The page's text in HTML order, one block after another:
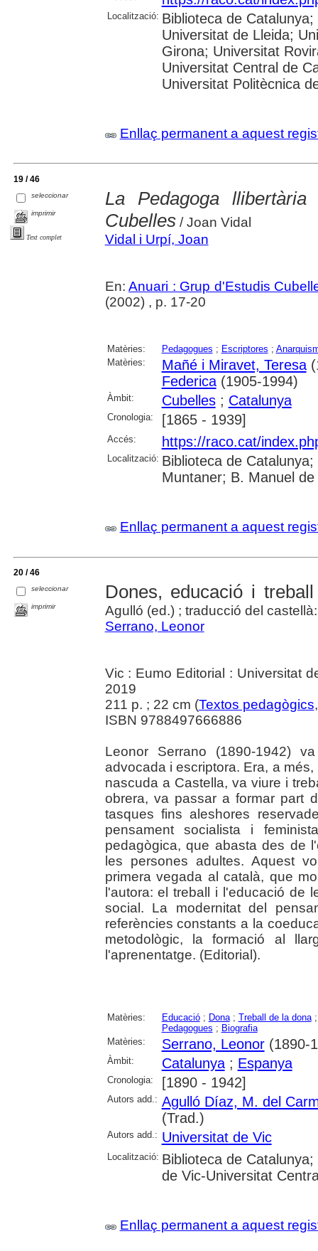
Localització: Biblioteca de
Universitat de Lleida;
Girona; Universitat
Universitat Central de
Universitat Politècnica
Enllaç permanent a aquest
19 / 46
seleccionar
imprimir
Text complet
La Pedagoga
Cubelles/ Joan Vidal
Vidal i Urpí, Joan
En:Anuari : Grup d'Estudis
(2002) , p. 17-20
Matèries: Pedagogues ; Escriptores ;
Matèries:
Mañé i Miravet, Teresa
Federica(1905-1994)
Àmbit: Cubelles; Catalunya
Cronologia: [1865 - 1939]
Accés: https://raco.cat/
Localització: Biblioteca de
Muntaner; B. Manuel
Enllaç permanent a aquest
20 / 46
seleccionar
imprimir
Dones, educació i treball
Agulló (ed.) ; traducció del
Serrano, Leonor
Vic : Eumo Editorial : Universitat
2019
211 p. ; 22 cm (Textos pedagògics
ISBN 9788497666886
Leonor Serrano (1890-1942)
advocada i escriptora. Era, a
nascuda a Castella, va viure i
obrera, va passar a formar part
tasques fins aleshores
pensament socialista i
pedagògica, que abasta des de
les persones adultes. Aquest
primera vegada al català, que
l'autora: el treball i l'educació de
social. La modernitat del
referències constants a la
metodològic, la formació al
l'aprenentatge. (Editorial).
Matèries: Educació; Dona; Treball de la dona
Pedagogues ; Biografia
Matèries:
Serrano, Leonor(1890-
Àmbit: Catalunya; Espanya
Cronologia: [1890 - 1942]
Autors add.: Agulló Díaz, M. del
(Trad.)
Autors add.: Universitat de Vic
Localització: Biblioteca de
de Vic-Universitat
Enllaç permanent a aquest